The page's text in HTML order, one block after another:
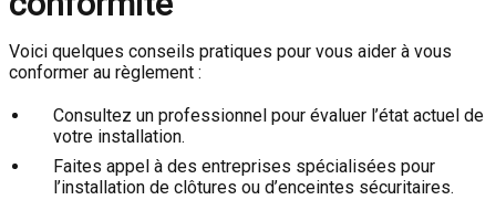
Voici quelques conseils pratiques pour vous aider à vous
conformer au règlement :
Consultez un professionnel pour évaluer l’état actuel de
votre installation.
Faites appel à des entreprises spécialisées pour
l’installation de clôtures ou d’enceintes sécuritaires.